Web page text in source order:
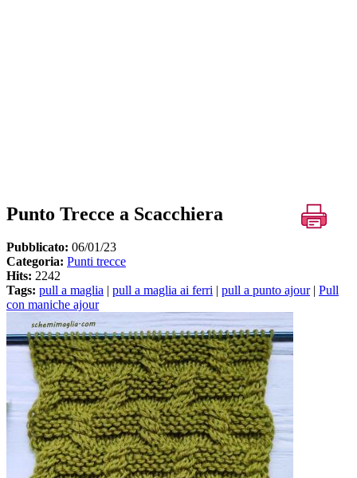
Punto Trecce a Scacchiera
Pubblicato: 06/01/23
Categoria: Punti trecce
Hits: 2242
Tags: pull a maglia pull a maglia ai ferri pull a punto ajour| Pull
con maniche ajour